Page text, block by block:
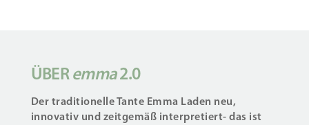
ÜBER emma2.0
Der traditionelle Tante Emma Laden neu,
innovativ und zeitgemäß interpretiert- das ist